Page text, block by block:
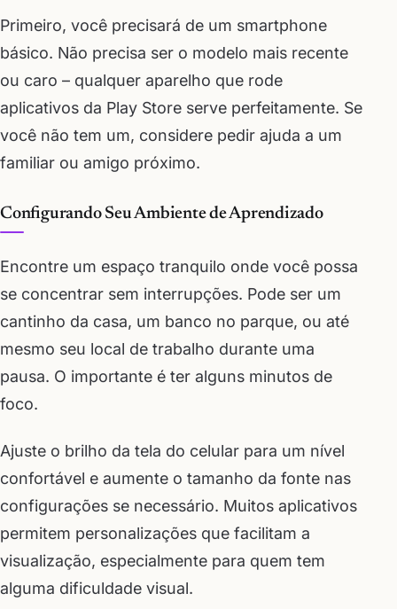
Primeiro, você precisará de um smartphone
básico. Não precisa ser o modelo mais recente
ou caro – qualquer aparelho que rode
aplicativos da Play Store serve perfeitamente. Se
você não tem um, considere pedir ajuda a um
familiar ou amigo próximo.
Configurando Seu Ambiente de Aprendizado
Encontre um espaço tranquilo onde você possa
se concentrar sem interrupções. Pode ser um
cantinho da casa, um banco no parque, ou até
mesmo seu local de trabalho durante uma
pausa. O importante é ter alguns minutos de
foco.
Ajuste o brilho da tela do celular para um nível
confortável e aumente o tamanho da fonte nas
configurações se necessário. Muitos aplicativos
permitem personalizações que facilitam a
visualização, especialmente para quem tem
alguma dificuldade visual.